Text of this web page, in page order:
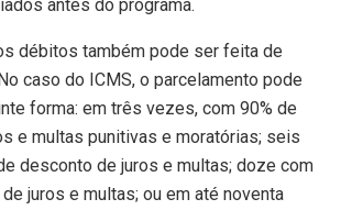
antes do programa.
débitos também pode ser feita de
caso do ICMS, o parcelamento pode
forma: em três vezes, com 90% de
e multas punitivas e moratórias; seis
desconto de juros e multas; doze com
juros e multas; ou em até noventa